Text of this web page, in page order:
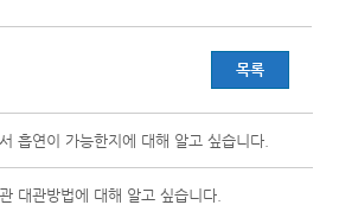
목록
흡연이 가능한지에 대해 알고 싶습니다.
대관방법에 대해 알고 싶습니다.